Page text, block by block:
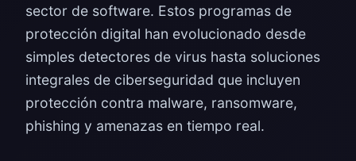
sector de software. Estos programas de
protección digital han evolucionado desde
simples detectores de virus hasta soluciones
integrales de ciberseguridad que incluyen
protección contra malware, ransomware,
phishing y amenazas en tiempo real.